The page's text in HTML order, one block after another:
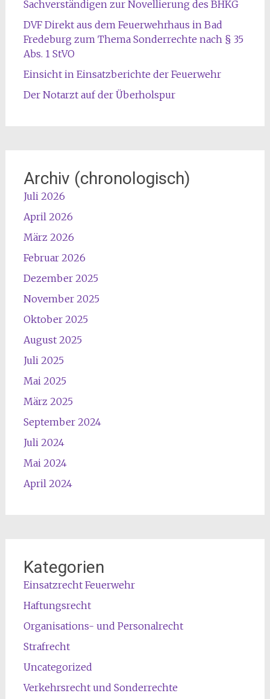
Sachverständigen zur Novellierung des BHKG
DVF Direkt aus dem Feuerwehrhaus in Bad
Fredeburg zum Thema Sonderrechte nach § 35
Abs. 1 StVO
Einsicht in Einsatzberichte der Feuerwehr
Der Notarzt auf der Überholspur
Archiv (chronologisch)
Juli 2026
April 2026
März 2026
Februar 2026
Dezember 2025
November 2025
Oktober 2025
August 2025
Juli 2025
Mai 2025
März 2025
September 2024
Juli 2024
Mai 2024
April 2024
Kategorien
Einsatzrecht Feuerwehr
Haftungsrecht
Organisations- und Personalrecht
Strafrecht
Uncategorized
Verkehrsrecht und Sonderrechte